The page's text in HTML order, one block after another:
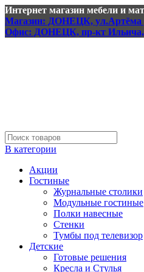
Интернет магазин мебели и
Магазин: ДОНЕЦК, ул.Артёма
Офис: ДОНЕЦК, пр-кт Ильича,
В категории
Акции
Гостиные
Журнальные столики
Модульные гостиные
Полки навесные
Стенки
Тумбы под телевизор
Детские
Готовые решения
Кресла и Стулья